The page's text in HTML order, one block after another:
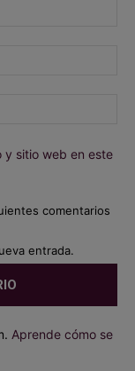
y sitio web en este
comentarios
entrada.
Aprende cómo se